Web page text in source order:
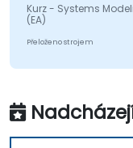
Kurz - Systems
(EA)
Přeloženo strojem